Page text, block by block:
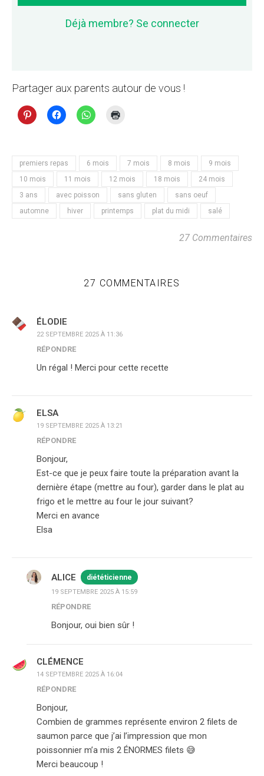
Déjà membre? Se connecter
Partager aux parents autour de vous !
premiers repas 6 mois 7 mois 8 mois
9 mois
10 mois
11 mois 12 mois 18 mois
24 mois
3 ans
avec poisson sans gluten
sans oeuf
automne
hiver printemps plat du midi salé
27 Commentaires
27 COMMENTAIRES
ÉLODIE
22 SEPTEMBRE 2025 À 11:36
RÉPONDRE
Un régal ! Merci pour cette recette
ELSA
19 SEPTEMBRE 2025 À 13:21
RÉPONDRE
Bonjour,
Est-ce que je peux faire toute la préparation avant la
dernière étape (mettre au four), garder dans le plat au
frigo et le mettre au four le jour suivant?
Merci en avance
Elsa
ALICE diététicienne
19 SEPTEMBRE 2025 À 15:59
RÉPONDRE
Bonjour, oui bien sûr !
CLÉMENCE
14 SEPTEMBRE 2025 À 16:04
RÉPONDRE
Bonjour,
Combien de grammes représente environ 2 filets de
saumon parce que j’ai l’impression que mon
poissonnier m’a mis 2 ÉNORMES filets 😅
Merci beaucoup !